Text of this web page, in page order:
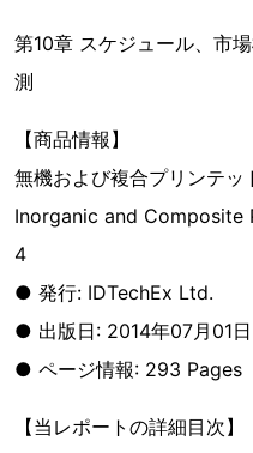
第10章 スケジュール、市
測
【商品情報】
無機および複合プリンテッ
Inorganic and
4
● 発行: IDTechEx Ltd.
● 出版日: 2014年07月01日
● ページ情報: 293 Pages
【当レポートの詳細目次】